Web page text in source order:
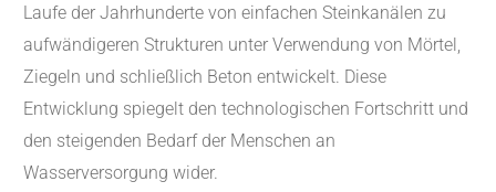
Laufe der Jahrhunderte von einfachen Steinkanälen zu
aufwändigeren Strukturen unter Verwendung von Mörtel,
Ziegeln und schließlich Beton entwickelt. Diese
Entwicklung spiegelt den technologischen Fortschritt und
den steigenden Bedarf der Menschen an
Wasserversorgung wider.